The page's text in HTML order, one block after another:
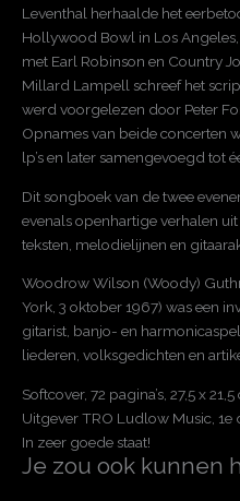
Leventhal herhaalde het
Hollywood Bowl in Los Angeles,
met Earl Robinson en Country
Millard Lampell schreef het
werd voorgelezen door Peter
Opnames van beide concerten
lp’s en later samengevoegd tot
Dit songboek van de twee
evenals openhartige verhalen
teksten, melodielijnen en
Woodrow Wilson (Woody)
York, 3 oktober 1967) was een
gitarist, banjo- en
liederen, volksgedichten en
Softcover, 72 pagina’s, 27,5 x 21,5
Uitgever TRO Ludlow Music, 1e
In zeer goede staat!
Je zou ook kunnen